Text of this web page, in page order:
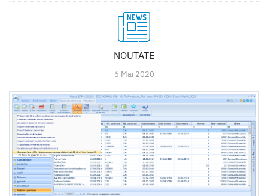
NOUTATE
6 Mai 2020